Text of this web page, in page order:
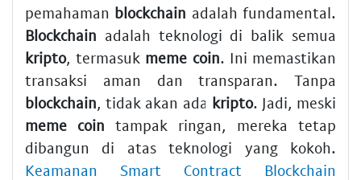
pemahaman blockchain adalah fundamental.
Blockchain adalah teknologi di balik semua
kripto, termasuk meme coin. Ini memastikan
transaksi aman dan transparan. Tanpa
blockchain , tidak akan ada kripto. Jadi, meski
meme coin tampak ringan, mereka tetap
dibangun di atas teknologi yang kokoh.
Keamanan Smart Contract Blockchain